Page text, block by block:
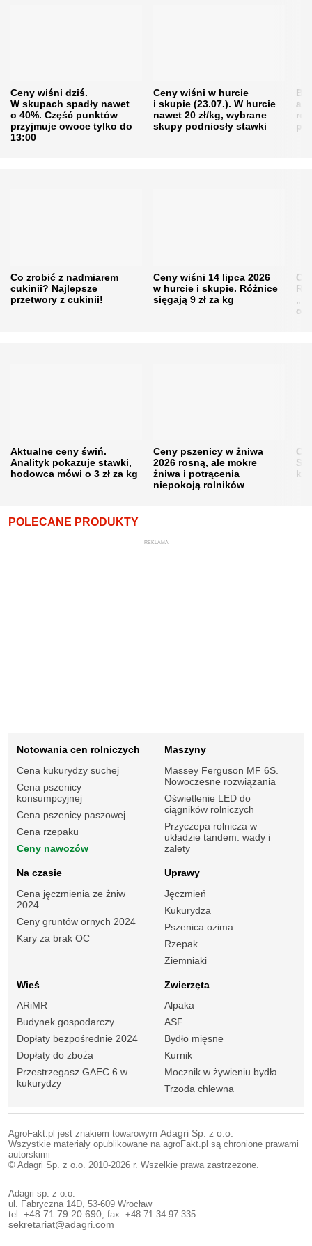
Ceny wiśni dziś.
W skupach spadły nawet
o 40%. Część punktów
przyjmuje owoce tylko do
13:00
Ceny wiśni w hurcie
i skupie (23.07.). W hurcie
nawet 20 zł/kg, wybrane
skupy podniosły stawki
Co zrobić z nadmiarem
cukinii? Najlepsze
przetwory z cukinii!
Ceny wiśni 14 lipca 2026
w hurcie i skupie. Różnice
sięgają 9 zł za kg
Aktualne ceny świń.
Analityk pokazuje stawki,
hodowca mówi o 3 zł za kg
Ceny pszenicy w żniwa
2026 rosną, ale mokre
żniwa i potrącenia
niepokoją rolników
POLECANE PRODUKTY
REKLAMA
Notowania cen rolniczych
Cena kukurydzy suchej
Cena pszenicy
konsumpcyjnej
Cena pszenicy paszowej
Cena rzepaku
Ceny nawozów
Maszyny
Massey Ferguson MF 6S.
Nowoczesne rozwiązania
Oświetlenie LED do
ciągników rolniczych
Przyczepa rolnicza w
układzie tandem: wady i
zalety
Na czasie
Cena jęczmienia ze żniw
2024
Ceny gruntów ornych 2024
Kary za brak OC
Uprawy
Jęczmień
Kukurydza
Pszenica ozima
Rzepak
Ziemniaki
Wieś
ARiMR
Budynek gospodarczy
Dopłaty bezpośrednie 2024
Dopłaty do zboża
Przestrzegasz GAEC 6 w
kukurydzy
Zwierzęta
Alpaka
ASF
Bydło mięsne
Kurnik
Mocznik w żywieniu bydła
Trzoda chlewna
AgroFakt.pl jest znakiem towarowym Adagri Sp. z o.o.
Wszystkie materiały opublikowane na agroFakt.pl są chronione prawami
autorskimi
© Adagri Sp. z o.o. 2010-2026 r. Wszelkie prawa zastrzeżone.
Adagri sp. z o.o.
ul. Fabryczna 14D, 53-609 Wrocław
tel. +48 71 79 20 690 , fax. +48 71 34 97 335
sekretariat@adagri.com